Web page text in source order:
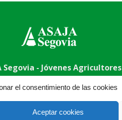
el consentimiento de las cookies
Aceptar cookies
Segovia - Jóvenes Agricultores